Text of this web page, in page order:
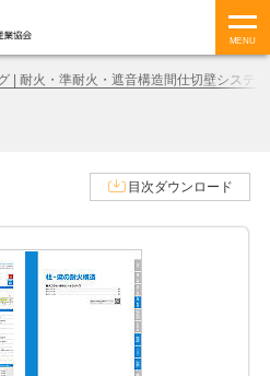
MENU
| 耐火・準耐火・遮音構造間仕切壁システム
目次ダウンロード